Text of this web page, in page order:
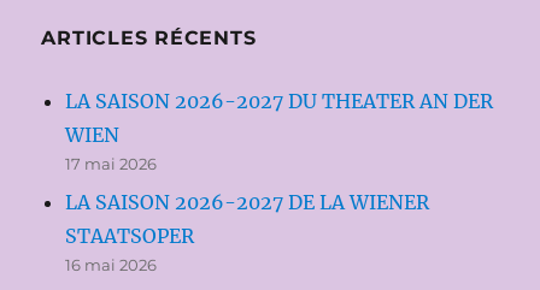
ARTICLES RÉCENTS
LA SAISON 2026-2027 DU THEATER AN DER
WIEN
17 mai 2026
LA SAISON 2026-2027 DE LA WIENER
STAATSOPER
16 mai 2026